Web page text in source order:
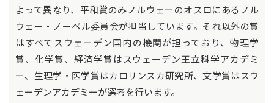
よって異なり、平和賞のみノルウェーのオスロにあるノル
ウェー・ノーベル委員会が担当しています。それ以外の賞
はすべてスウェーデン国内の機関が担っており、物理学
賞、化学賞、経済学賞はスウェーデン王立科学アカデミ
ー、生理学・医学賞はカロリンスカ研究所、文学賞はスウ
ェーデンアカデミーが選考を行います。